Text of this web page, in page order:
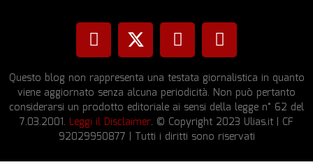
Questo blog non rappresenta una testata giornalistica in quanto
viene aggiornato senza alcuna periodicità. Non può pertanto
considerarsi un prodotto editoriale ai sensi della legge n° 62 del
7.03.2001. Leggi il Disclaimer. © Copyright 2023 Ulias.it | CF
92029950877 | Tutti i diritti sono riservati